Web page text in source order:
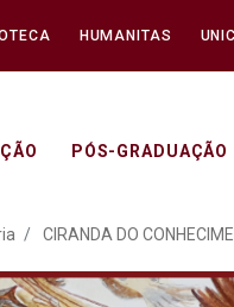
HUMANITAS
PÓS-GRADUAÇÃO
CIRANDA DO